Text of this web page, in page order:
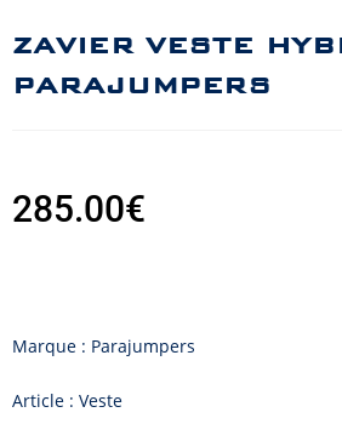
ZAVIER VESTE
PARAJUMPERS
285.00€
Marque : Parajumpers
Article : Veste